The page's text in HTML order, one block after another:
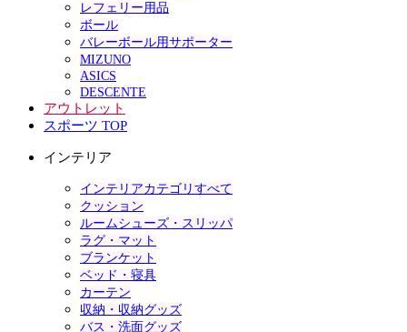
レフェリー用品
ボール
バレーボール用サポーター
MIZUNO
ASICS
DESCENTE
アウトレット
スポーツ TOP
インテリア
インテリアカテゴリすべて
クッション
ルームシューズ・スリッパ
ラグ・マット
ブランケット
ベッド・寝具
カーテン
収納・収納グッズ
バス・洗面グッズ